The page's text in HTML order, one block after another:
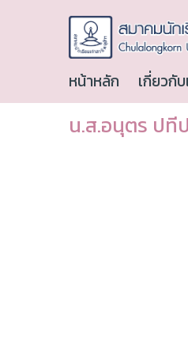
หน้าหลัก เกี่ยวกับ
น.ส.อนุตร ปที